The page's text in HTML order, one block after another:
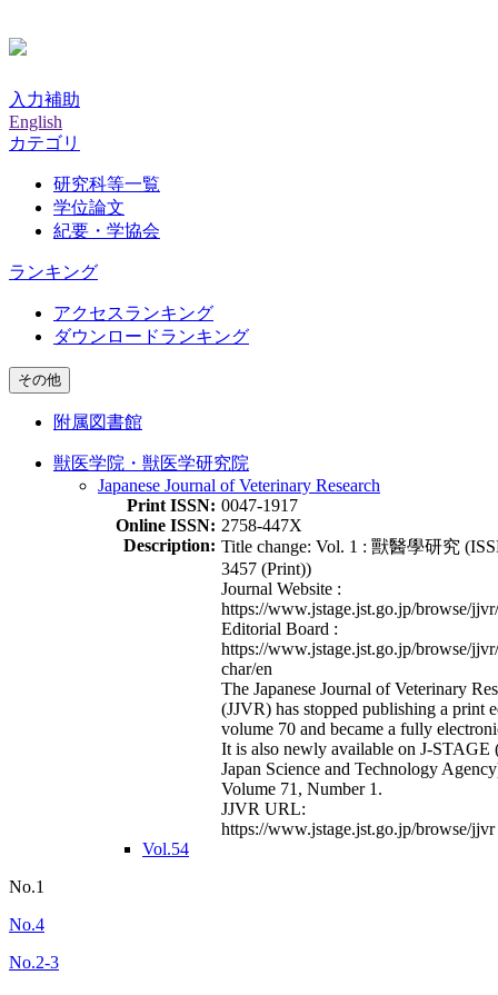
入力補助
English
カテゴリ
研究科等一覧
学位論文
紀要・学協会
ランキング
アクセスランキング
ダウンロードランキング
その他
附属図書館
獣医学院・獣医学研究院
Japanese Journal of Veterinary Research
Print ISSN: 0047-1917
Online ISSN: 2758-447X
Description: Title change: Vol. 1 : 獸醫學研究
3457 (Print))
Journal Website :
https://www.jstage.jst.go.jp/browse/
Editorial Board :
https://www.jstage.jst.go.jp/browse/
char/en
The Japanese Journal of Veterinary
(JJVR) has stopped publishing a print
volume 70 and became a fully
It is also newly available on J-STAGE
Japan Science and Technology
Volume 71, Number 1.
JJVR URL:
https://www.jstage.jst.go.jp/browse/jjvr
Vol.54
No.1
No.4
No.2-3